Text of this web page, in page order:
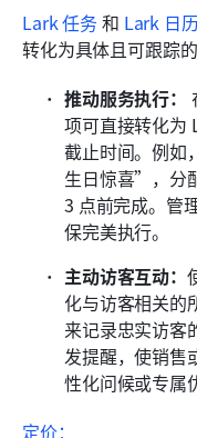
Lark 任务 和 Lark 日历
转化为具体且可跟踪的
推动服务执行：
项可直接转化为
截止时间。例如
生日惊喜”，分
3 点前完成。管
保完美执行。
主动访客互动：
化与访客相关的
来记录忠实访客
发提醒，使销售
性化问候或专属
定价：